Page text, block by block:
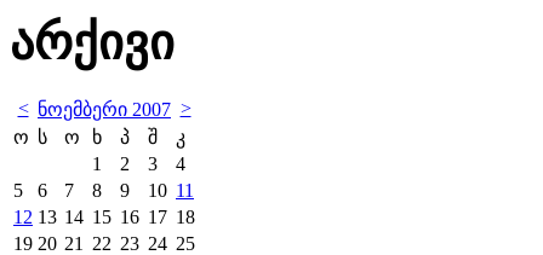
არქივი
< ნოემბერი 2007 >
ო ს ო ხ პ შ
კ
1
2 3
4
5
6 7 8 9 10 11
12 13 14 15 16 17 18
19 20 21 22 23 24 25